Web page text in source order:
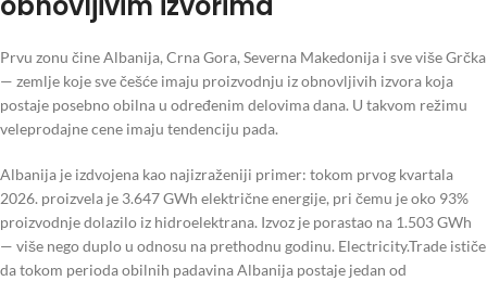
Prvu zonu čine Albanija, Crna Gora, Severna Makedonija i sve više Grčka
— zemlje koje sve češće imaju proizvodnju iz obnovljivih izvora koja
postaje posebno obilna u određenim delovima dana. U takvom režimu
veleprodajne cene imaju tendenciju pada.
Albanija je izdvojena kao najizraženiji primer: tokom prvog kvartala
2026. proizvela je 3.647 GWh električne energije, pri čemu je oko 93%
proizvodnje dolazilo iz hidroelektrana. Izvoz je porastao na 1.503 GWh
— više nego duplo u odnosu na prethodnu godinu. Electricity.Trade ističe
da tokom perioda obilnih padavina Albanija postaje jedan od